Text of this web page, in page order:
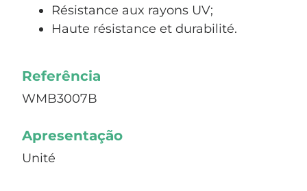
Résistance aux rayons UV;
Haute résistance et durabilité.
Referência
WMB3007B
Apresentação
Unité